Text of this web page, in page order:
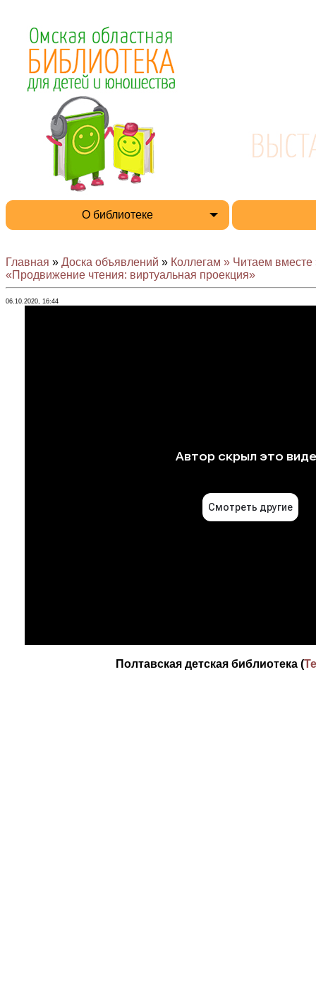
О библиотеке
Главная » Доска объявлений » Коллегам » Читаем
«Продвижение чтения: виртуальная проекция»
06.10.2020, 16:44
Полтавская детская библиотека (